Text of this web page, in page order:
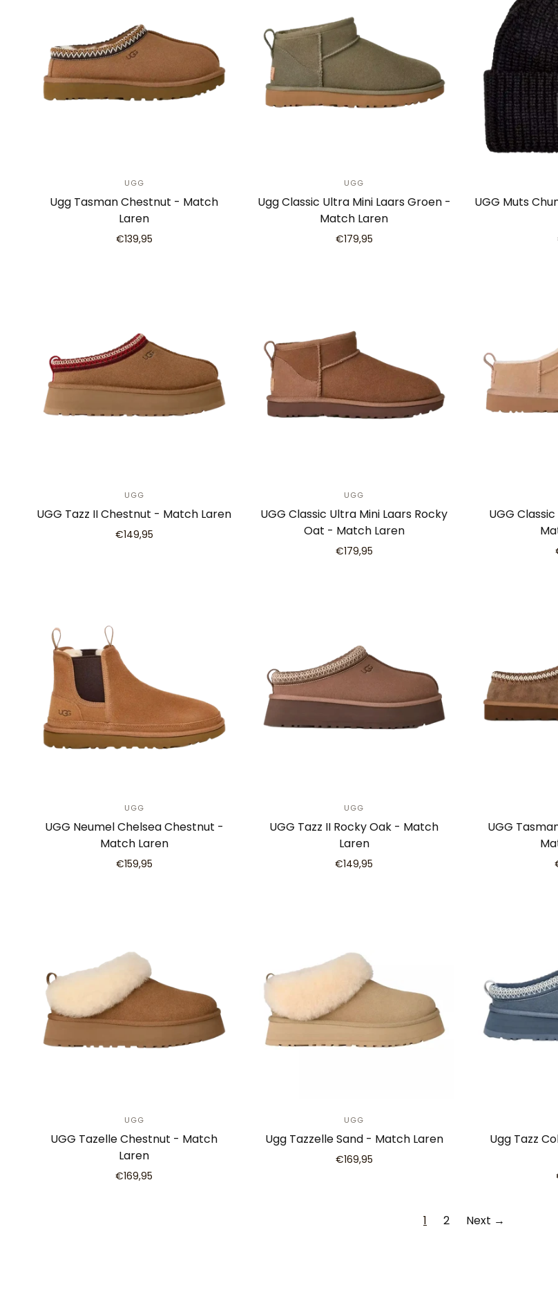
UGG
Ugg Tasman Chestnut - Match
Laren
€139,95
UGG
Ugg Classic Ultra Mini Laars Groen -
Match Laren
€179,95
UGG Muts
UGG
UGG Tazz II Chestnut - Match Laren
€149,95
UGG
UGG Classic Ultra Mini Laars Rocky
Oat - Match Laren
€179,95
UGG
UGG
UGG Neumel Chelsea Chestnut -
Match Laren
€159,95
UGG
UGG Tazz II Rocky Oak - Match
Laren
€149,95
UGG
UGG
UGG Tazelle Chestnut - Match
Laren
€169,95
UGG
Ugg Tazzelle Sand - Match Laren
€169,95
Ugg Tazz
1 2 Next →